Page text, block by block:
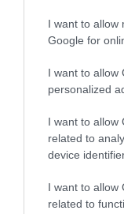
I want to allow
Google for
I want to allow
personalized
I want to allow
related to
device
I want to allow
related to